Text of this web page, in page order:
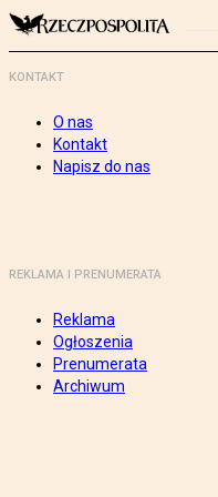
KONTAKT
O nas
Kontakt
Napisz do nas
REKLAMA I PRENUMERATA
Reklama
Ogłoszenia
Prenumerata
Archiwum